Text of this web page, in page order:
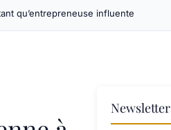
qu’entrepreneuse influente
Newsletter